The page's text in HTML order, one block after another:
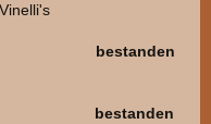
Vinelli's
bestanden
bestanden